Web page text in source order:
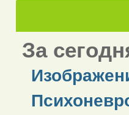
За